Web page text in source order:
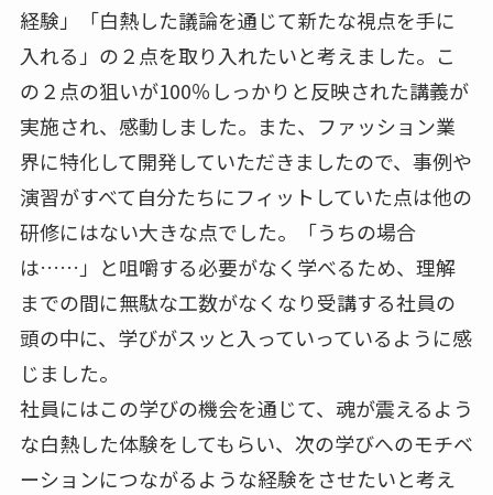
経験」「白熱した議論を通じて新たな視点を手に
入れる」の２点を取り入れたいと考えました。こ
の２点の狙いが100％しっかりと反映された講義が
実施され、感動しました。また、ファッション業
界に特化して開発していただきましたので、事例や
演習がすべて自分たちにフィットしていた点は他の
研修にはない大きな点でした。「うちの場合
は……」と咀嚼する必要がなく学べるため、理解
までの間に無駄な工数がなくなり受講する社員の
頭の中に、学びがスッと入っていっているように感
じました。
社員にはこの学びの機会を通じて、魂が震えるよう
な白熱した体験をしてもらい、次の学びへのモチベ
ーションにつながるような経験をさせたいと考え